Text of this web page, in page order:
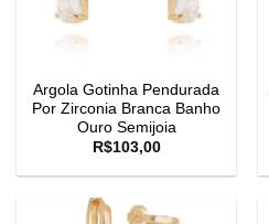
Argola Gotinha Pendurada
Por Zirconia Branca Banho
Ouro Semijoia
R$103,00